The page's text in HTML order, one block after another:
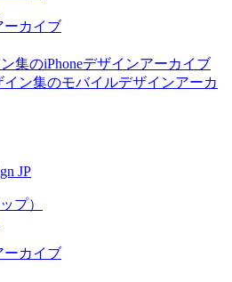
ーカイブ
集のiPhoneデザインアーカイブ
ン集のモバイルデザインアーカ
JP
プ）
ーカイブ